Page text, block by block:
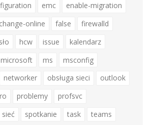
emc
enable-migration
online false
firewalld
hcw issue
kalendarz
microsoft ms
msconfig
networker obsługa sieci
outlook
problemy
profsvc
sieć spotkanie task teams